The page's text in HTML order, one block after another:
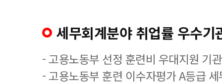
세무회계분야 취업률 우수기
- 고용노동부 선정 훈련비 우대지원 기관
- 고용노동부 훈련 이수자평가 A등급